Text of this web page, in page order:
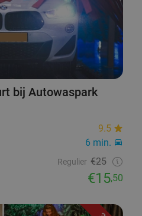
bij Autowaspark
9.5
6 min.
Regulier €25
€15,50